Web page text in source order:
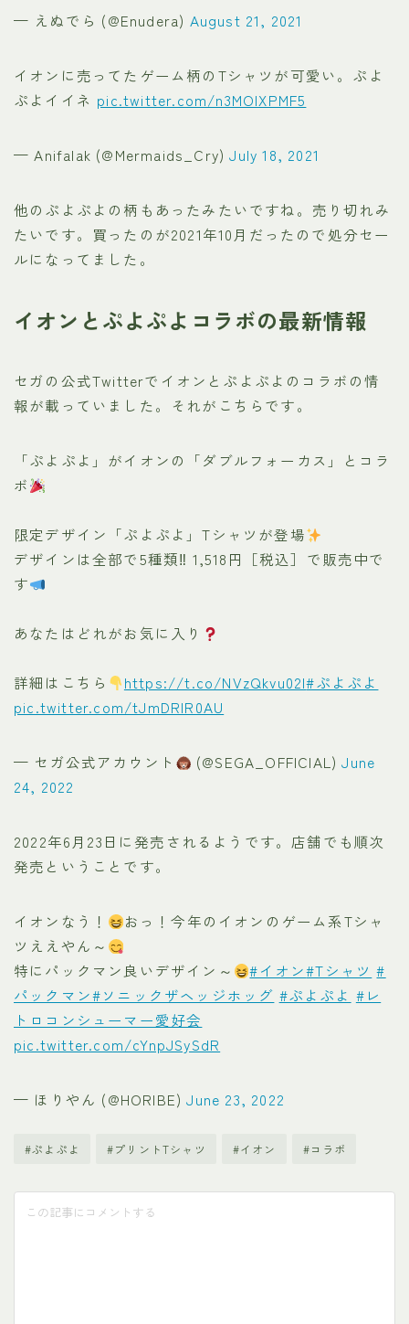
— えぬでら (@Enudera) August 21, 2021
イオンに売ってたゲーム柄のTシャツが可愛い。ぷよ
ぷよイイネ pic.twitter.com/n3MOIXPMF5
— Anifalak (@Mermaids_Cry)July 18, 2021
他のぷよぷよの柄もあったみたいですね。売り切れみ
たいです。買ったのが2021年10月だったので処分セー
ルになってました。
イオンとぷよぷよコラボの最新情報
セガの公式Twitterでイオンとぷよぷよのコラボの情
報が載っていました。それがこちらです。
「ぷよぷよ」がイオンの「ダブルフォーカス」とコラ
ボ
限定デザイン「ぷよぷよ」Tシャツが登場
デザインは全部で5種類‼ 1,518円［税込］で販売中で
す
あなたはどれがお気に入り
詳細はこちら https://t.co/NVzQkvu02l#ぷよぷよ
pic.twitter.com/tJmDRIR0AU
— セガ公式アカウント (@SEGA_OFFICIAL)June
24, 2022
2022年6月23日に発売されるようです。店舗でも順次
発売ということです。
イオンなう！
おっ！今年のイオンのゲーム系Tシャ
ツええやん～
特にパックマン良いデザイン～
#イオン#Tシャツ #
パックマン#ソニックザヘッジホッグ #ぷよぷよ #レ
トロコンシューマー愛好会
pic.twitter.com/cYnpJSySdR
— ほりやん (@HORIBE)June 23, 2022
#ぷよぷよ #プリントTシャツ #イオン #コラボ